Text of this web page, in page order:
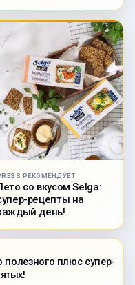
РЕКОМЕНДУЕТ
со вкусом Selga:
рецепты на
день!
полезного плюс супер-